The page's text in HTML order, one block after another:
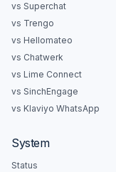
vs Superchat
vs Trengo
vs Hellomateo
vs Chatwerk
vs Lime Connect
vs SinchEngage
vs Klaviyo WhatsApp
System
Status